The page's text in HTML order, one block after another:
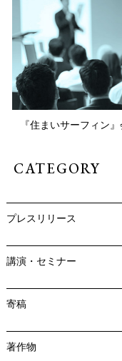
『住まいサーフィン
CATEGORY
プレスリリース
講演・セミナー
寄稿
著作物